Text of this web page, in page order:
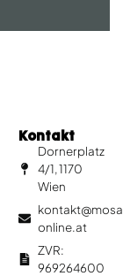
Kontakt
Dornerplatz
4/1, 1170
Wien
online.at
ZVR:
969264600